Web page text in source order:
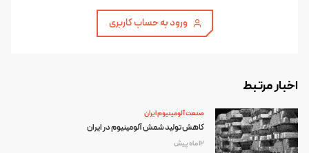
ورود به حساب کاربری
اخبار مرتبط
صنعت آلومینیوم ایران
کاهش تولید شمش آلومینیوم در ایران
12 ماه پیش